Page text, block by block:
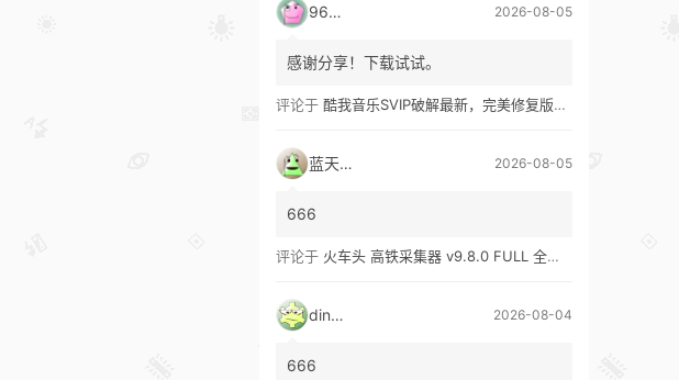
9627 2026-08-05
感谢分享！下载试试。
评论于 酷我音乐SVIP破解最新，完美修复版！支持安卓+车机+pc版！
蓝天真蓝 2026-08-05
666
评论于 火车头 高铁采集器 v9.8.0 FULL 全功能版（兼容win10、win11）
ding1 2026-08-04
666